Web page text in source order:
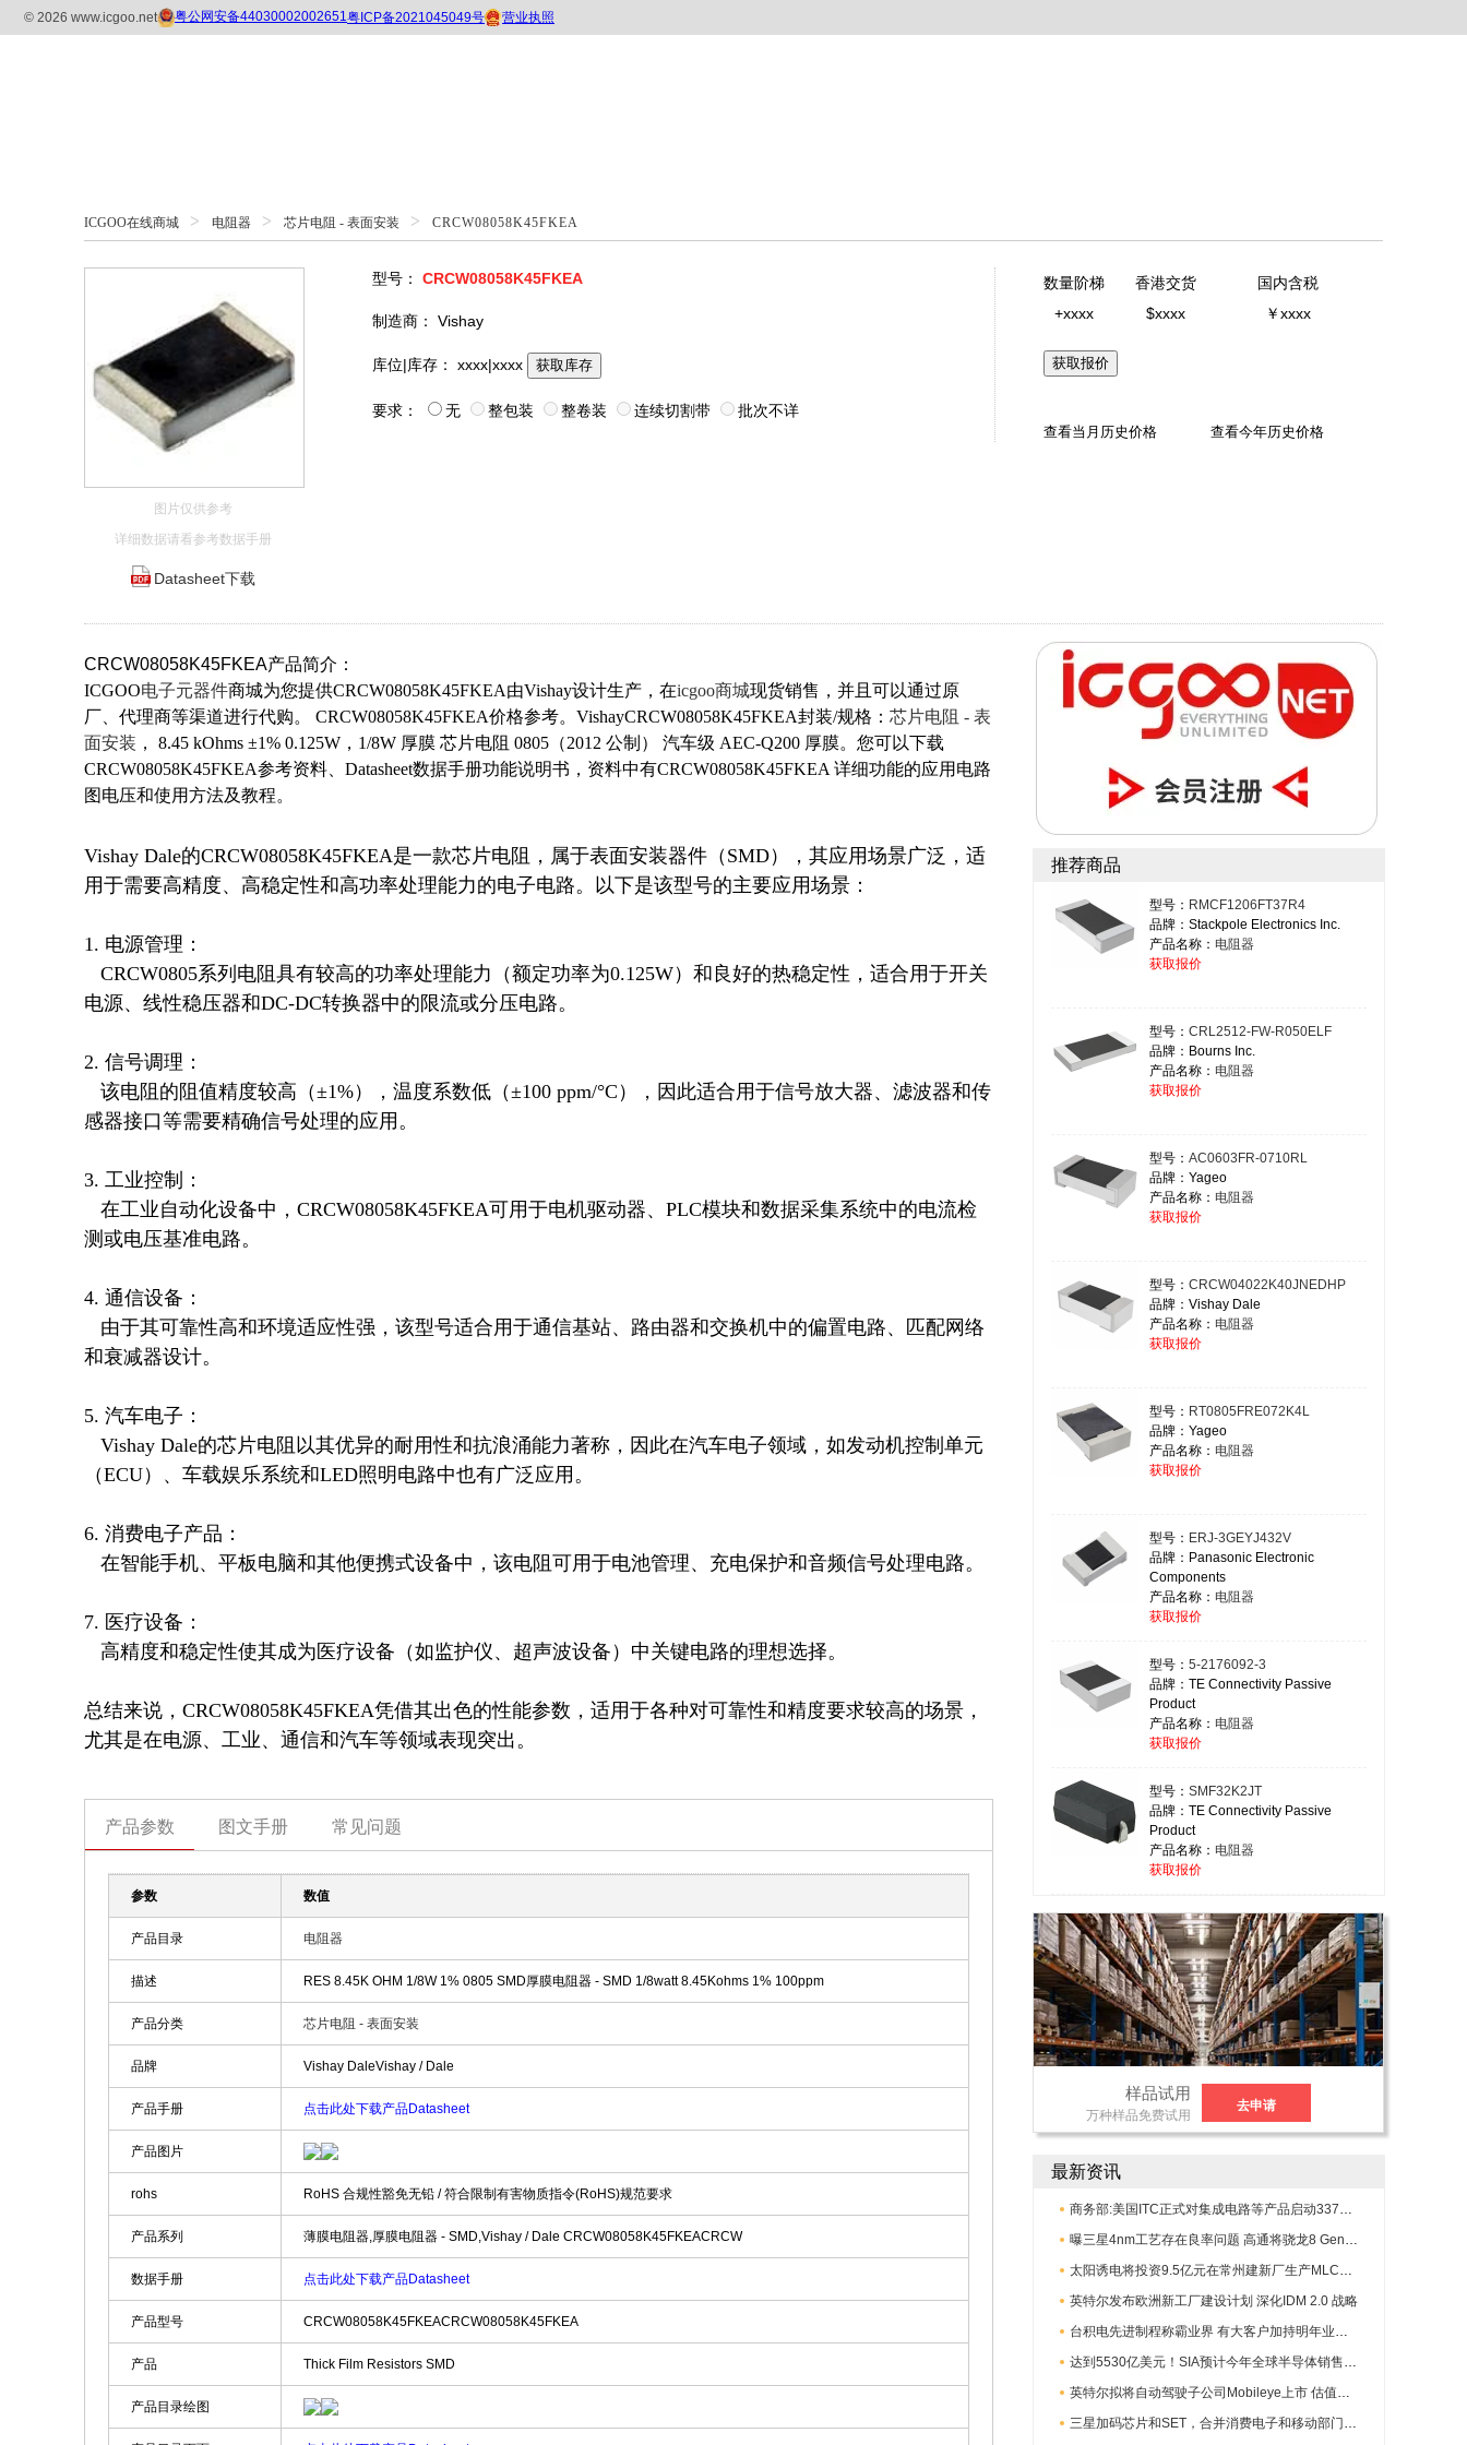
ICGOO在线商城 > 电阻器 > 芯片电阻 - 表面安装 > CRCW08058K45FKEA
图片仅供参考
详细数据请看参考数据手册
Datasheet下载
型号： CRCW08058K45FKEA
制造商： Vishay
库位|库存： xxxx|xxxx 获取库存
要求： 无 整包装 整卷装 连续切割带 批次不详
数量阶梯 香港交货
国内含税
+xxxx
$xxxx ￥xxxx
获取报价
查看当月历史价格 查看今年历史价格
CRCW08058K45FKEA产品简介：
ICGOO电子元器件商城为您提供CRCW08058K45FKEA由Vishay设计生产，在icgoo商城现货销售，并且可以通过原
厂、代理商等渠道进行代购。 CRCW08058K45FKEA价格参考。VishayCRCW08058K45FKEA封装/规格： 芯片电阻 - 表
面安装 ， 8.45 kOhms ±1% 0.125W，1/8W 厚膜 芯片电阻 0805（2012 公制） 汽车级 AEC-Q200 厚膜。您可以下载
CRCW08058K45FKEA参考资料、Datasheet数据手册功能说明书，资料中有CRCW08058K45FKEA 详细功能的应用电路
图电压和使用方法及教程。
Vishay Dale的CRCW08058K45FKEA是一款芯片电阻，属于表面安装器件（SMD），其应用场景广泛，适
用于需要高精度、高稳定性和高功率处理能力的电子电路。以下是该型号的主要应用场景：
1. 电源管理：
电源、线性稳压器和DC-DC转换器中的限流或分压电路。
2. 信号调理：
感器接口等需要精确信号处理的应用。
3. 工业控制：
测或电压基准电路。
4. 通信设备：
和衰减器设计。
5. 汽车电子：
（ECU）、车载娱乐系统和LED照明电路中也有广泛应用。
6. 消费电子产品：
7. 医疗设备：
总结来说，CRCW08058K45FKEA凭借其出色的性能参数，适用于各种对可靠性和精度要求较高的场景，
尤其是在电源、工业、通信和汽车等领域表现突出。
产品参数 图文手册 常见问题
参数 数值
产品目录 电阻器
描述 RES 8.45K OHM 1/8W 1% 0805 SMD厚膜电阻器 - SMD 1/8watt 8.45Kohms 1% 100ppm
产品分类 芯片电阻 - 表面安装
品牌 Vishay DaleVishay / Dale
产品手册 点击此处下载产品Datasheet
产品图片
rohs RoHS 合规性豁免无铅 / 符合限制有害物质指令(RoHS)规范要求
产品系列 薄膜电阻器,厚膜电阻器 - SMD,Vishay / Dale CRCW08058K45FKEACRCW
数据手册 点击此处下载产品Datasheet
产品型号 CRCW08058K45FKEACRCW08058K45FKEA
产品 Thick Film Resistors SMD
产品目录绘图
推荐商品
型号： RMCF1206FT37R4
品牌：Stackpole Electronics Inc.
产品名称： 电阻器
获取报价
型号： CRL2512-FW-R050ELF
品牌：Bourns Inc.
产品名称： 电阻器
获取报价
型号： AC0603FR-0710RL
品牌：Yageo
产品名称： 电阻器
获取报价
型号： CRCW04022K40JNEDHP
品牌：Vishay Dale
产品名称： 电阻器
获取报价
型号： RT0805FRE072K4L
品牌：Yageo
产品名称： 电阻器
获取报价
型号： ERJ-3GEYJ432V
品牌：Panasonic Electronic
Components
产品名称： 电阻器
获取报价
型号： 5-2176092-3
品牌：TE Connectivity Passive
Product
产品名称： 电阻器
获取报价
型号： SMF32K2JT
品牌：TE Connectivity Passive
Product
产品名称： 电阻器
获取报价
样品试用
万种样品免费试用
去申请
最新资讯
商务部:美国ITC正式对集成电路等产品启动337调查
曝三星4nm工艺存在良率问题 高通将骁龙8 Gen1或转产台积电
太阳诱电将投资9.5亿元在常州建新厂生产MLCC 预计2023年完工
英特尔发布欧洲新工厂建设计划 深化IDM 2.0 战略
台积电先进制程称霸业界 有大客户加持明年业绩稳了
达到5530亿美元！SIA预计今年全球半导体销售额将创下新高
英特尔拟将自动驾驶子公司Mobileye上市 估值或超500亿美元
三星加码芯片和SET，合并消费电子和移动部门，撤换高东真等 CEO